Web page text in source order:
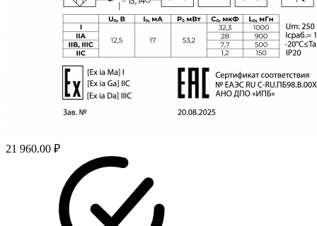
21 960.00 ₽